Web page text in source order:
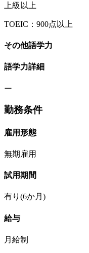
上級以上
TOEIC：900点以上
その他語学力
語学力詳細
ー
勤務条件
雇用形態
無期雇用
試用期間
有り(6か月)
給与
月給制